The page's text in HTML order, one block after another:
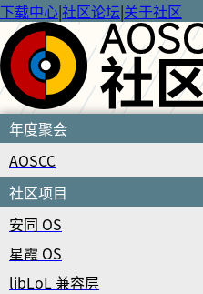
下载中心|社区论坛|关于社区
年度聚会
AOSCC
社区项目
安同 OS
星霞 OS
libLoL 兼容层